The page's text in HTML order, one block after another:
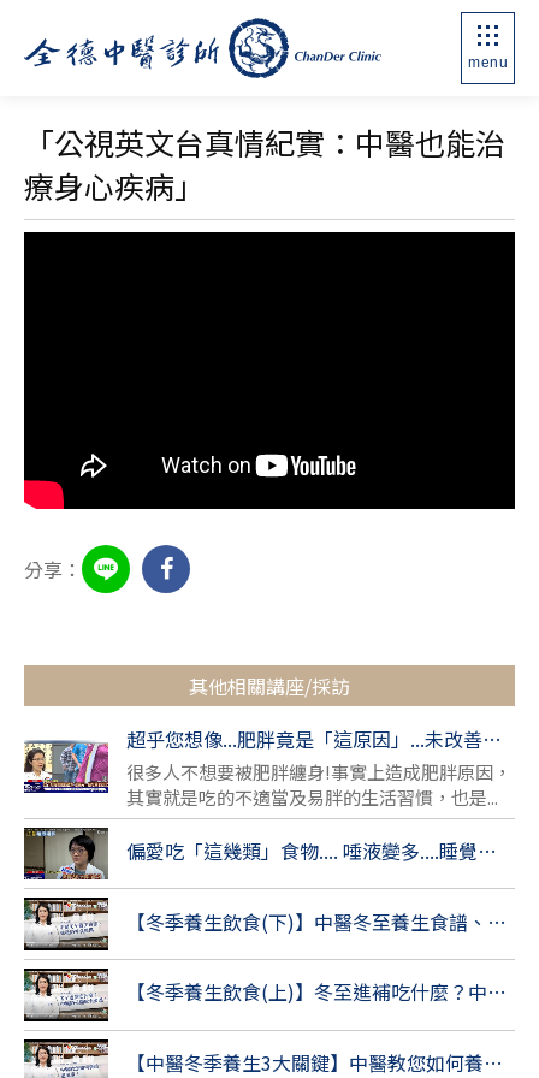
menu
「公視英文台真情紀實：中醫也能治
療身心疾病」
分享：
其他相關講座/採訪
超乎您想像...肥胖竟是「這原因」...未改善下場慘!
很多人不想要被肥胖纏身!事實上造成肥胖原因，
其實就是吃的不適當及易胖的生活習慣，也是...
偏愛吃「這幾類」食物.... 唾液變多....睡覺後...易流口水!
【冬季養生飲食(下)】中醫冬至養生食譜、營養師外食推薦
【冬季養生飲食(上)】冬至進補吃什麼？中醫師公開飲食要點！
【中醫冬季養生3大關鍵】中醫教您如何養陰、避風寒！